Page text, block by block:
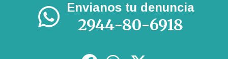
Envianos tu denuncia
2944-80-6918